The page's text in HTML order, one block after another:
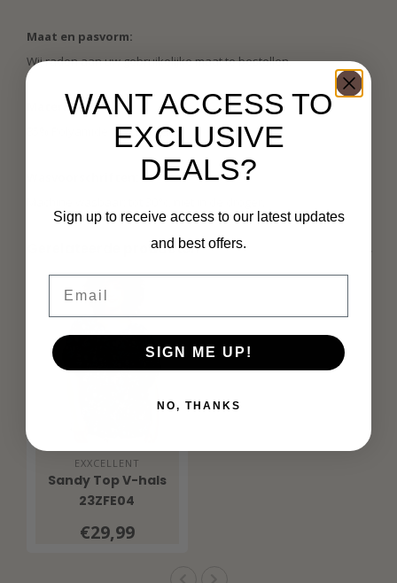
Maat en pasvorm:
Wij raden aan uw gebruikelijke maat te bestellen.
Materiaal:
85% Polyamide 15% Elastaan
Gerelateerde producten
EXXCELLENT
Sandy Top V-hals
23ZFE04
€29,99
WANT ACCESS TO
EXCLUSIVE
DEALS?
Sign up to receive access to our latest updates
and best offers.
SIGN ME UP!
NO, THANKS